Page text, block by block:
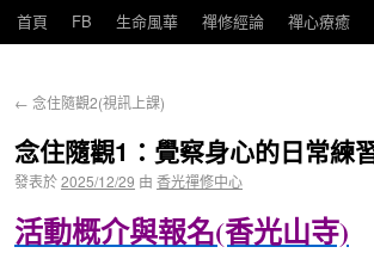
首頁 FB 生命風華 禪修經論 禪心療癒
← 念住隨觀2(視訊上課)
念住隨觀1：覺察身心的日常練
發表於2025/12/29 由 香光禪修中心
活動概介與報名(香光山寺)